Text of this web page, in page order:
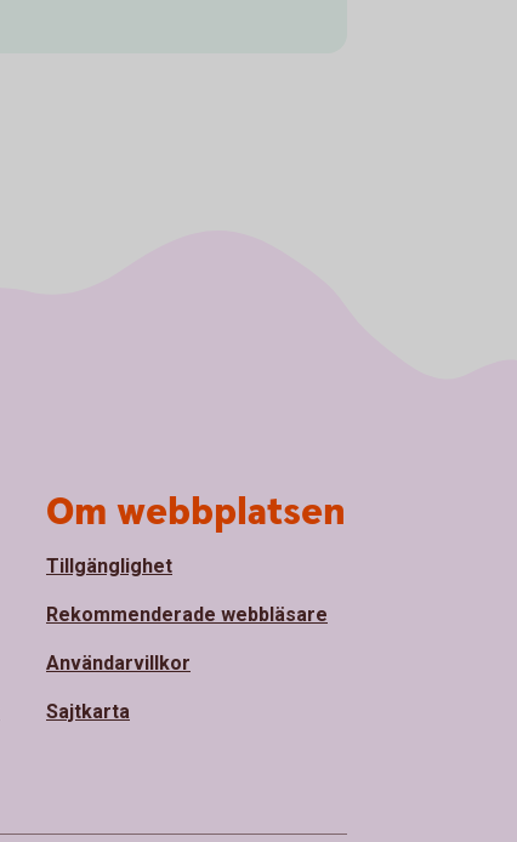
Om webbplatsen
Tillgänglighet
Rekommenderade webbläsare
Användarvillkor
Sajtkarta